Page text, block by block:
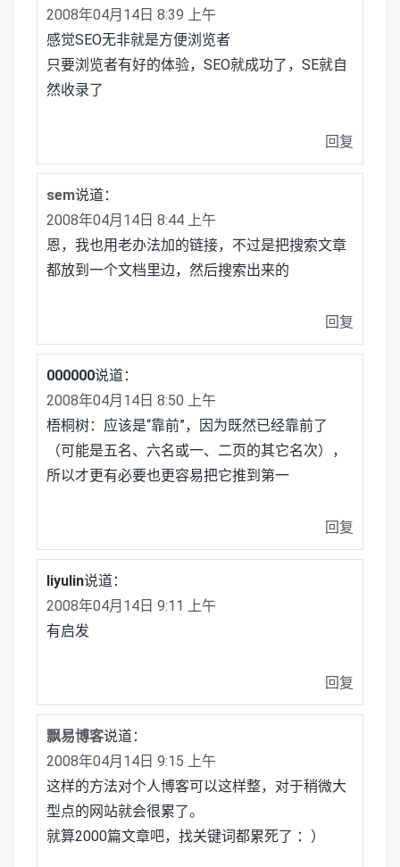
2008年04月14日 8:39 上午
感觉SEO无非就是方便浏览者
只要浏览者有好的体验，SEO就成功了，SE就自
然收录了
回复
sem说道：
2008年04月14日 8:44 上午
恩，我也用老办法加的链接，不过是把搜索文章
都放到一个文档里边，然后搜索出来的
回复
000000说道：
2008年04月14日 8:50 上午
梧桐树：应该是“靠前”，因为既然已经靠前了
（可能是五名、六名或一、二页的其它名次），
所以才更有必要也更容易把它推到第一
回复
liyulin说道：
2008年04月14日 9:11 上午
有启发
回复
飘易博客说道：
2008年04月14日 9:15 上午
这样的方法对个人博客可以这样整，对于稍微大
型点的网站就会很累了。
就算2000篇文章吧，找关键词都累死了 ：）